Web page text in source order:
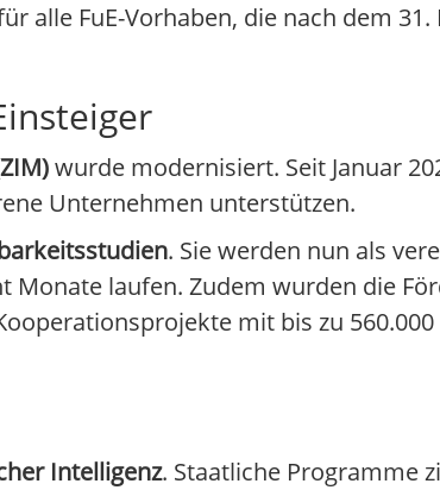
alle FuE-Vorhaben, die nach dem 31.
wurde modernisiert. Seit Januar
Unternehmen unterstützen.
. Sie werden nun als
laufen. Zudem wurden die
mit bis zu
Intelligenz. Staatliche Programme